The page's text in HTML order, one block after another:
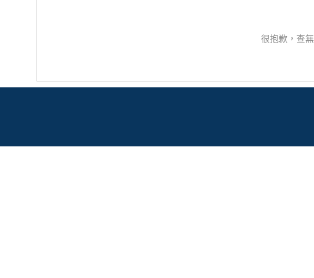
很抱歉，查無